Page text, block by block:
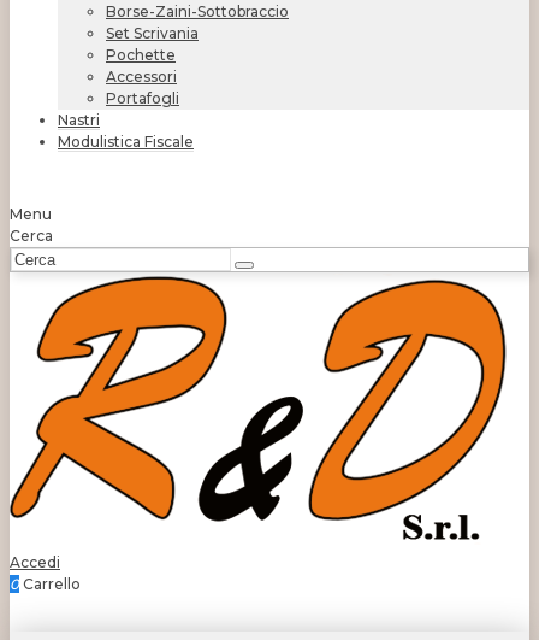
Borse-Zaini-Sottobraccio
Set Scrivania
Pochette
Accessori
Portafogli
Nastri
Modulistica Fiscale
Menu
Cerca
Accedi
0 Carrello